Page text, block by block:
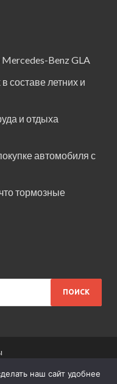
Benz GLA
составе летних и
и отдыха
автомобиля с
тормозные
ссылканаш сайт удобнее